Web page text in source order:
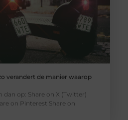
verandert de manier waarop
dan op: Share on X (Twitter)
on Pinterest Share on